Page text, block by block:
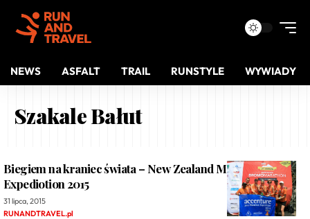
NEWS ASFALT TRAIL RUNSTYLE WYWIADY
Szakale Bałut
Biegiem na kraniec świata – New Zealand Marathon
Expediotion 2015
31 lipca, 2015
RUNANDTRAVEL.pl